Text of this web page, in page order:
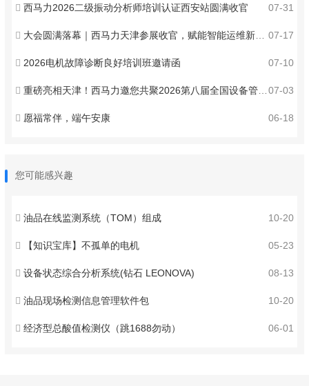
07-31
西马力2026二级振动分析师培训认证西安站圆满收官
07-17
大会圆满落幕｜西马力天津参展收官，赋能智能运维新发展
07-10
2026电机故障诊断良好培训班邀请函
07-03
重磅亮相天津！西马力邀您共聚2026第八届全国设备管理与技术创新成果交流大会 ！
06-18
愿福常伴，端午安康
您可能感兴趣
10-20
油品在线监测系统（TOM）组成
05-23
【知识宝库】不孤单的电机
08-13
设备状态综合分析系统(钻石 LEONOVA)
10-20
油品现场检测信息管理软件包
06-01
经济型总酸值检测仪（跳1688勿动）